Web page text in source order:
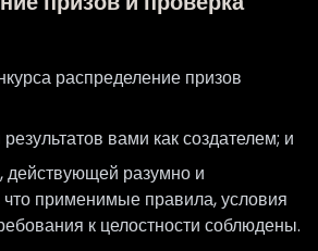
распределение призов
вами как создателем; и
действующей разумно и
что применимые правила, условия
к целостности соблюдены.